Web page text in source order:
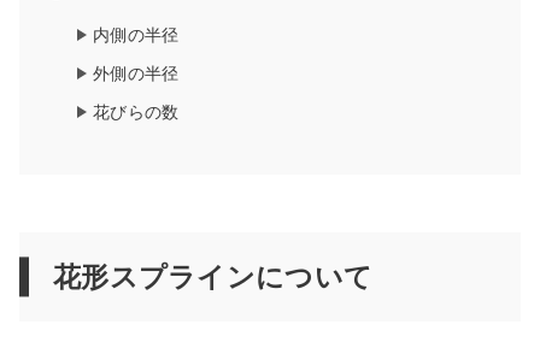
内側の半径
外側の半径
花びらの数
花形スプラインについて